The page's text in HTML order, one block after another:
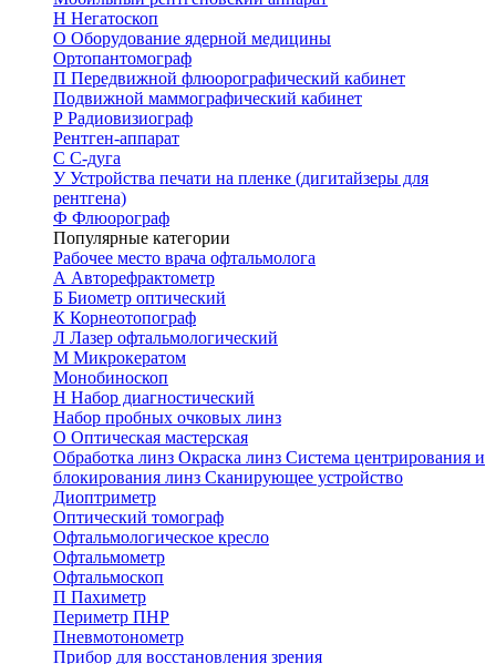
Н Негатоскоп
О Оборудование ядерной медицины
Ортопантомограф
П Передвижной флюорографический кабинет
Подвижной маммографический кабинет
Р Радиовизиограф
Рентген-аппарат
С С-дуга
УУстройства печати на пленке (дигитайзеры для
рентгена)
Ф Флюорограф
Популярные категории
Рабочее место врача офтальмолога
А Авторефрактометр
Б Биометр оптический
К Корнеотопограф
Л Лазер офтальмологический
М Микрокератом
Монобиноскоп
Н Набор диагностический
Набор пробных очковых линз
О Оптическая мастерская
Обработка линз Окраска линз Система центрирования и
блокирования линз Сканирующее устройство
Диоптриметр
Оптический томограф
Офтальмологическое кресло
Офтальмометр
Офтальмоскоп
П Пахиметр
Периметр ПНР
Пневмотонометр
Прибор для восстановления зрения